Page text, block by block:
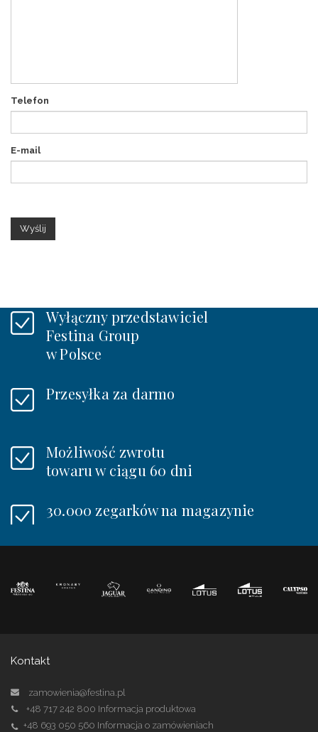
Telefon
E-mail
Wyślij
Wyłączny przedstawiciel
Festina Group
w Polsce
Przesyłka za darmo
Możliwość zwrotu
towaru w ciągu 60 dni
30.000 zegarków na magazynie
Kontakt
zamowienia@festina.pl
+48 717 242 800 Informacja produktowa
+48 693 050 560 Informacja o zamówieniach